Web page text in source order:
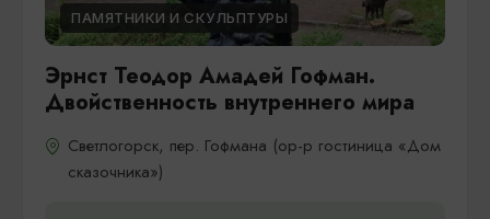
ПАМЯТНИКИ И СКУЛЬПТУРЫ
Эрнст Теодор Амадей Гофман.
Двойственность внутреннего мира
Светлогорск, пер. Гофмана (ор-р гостиница «Дом
сказочника»)